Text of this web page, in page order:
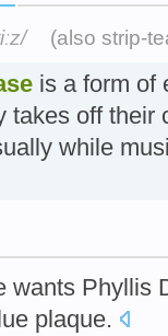
(also strip-
is a form of
takes off their
while
wants Phyllis
plaque.